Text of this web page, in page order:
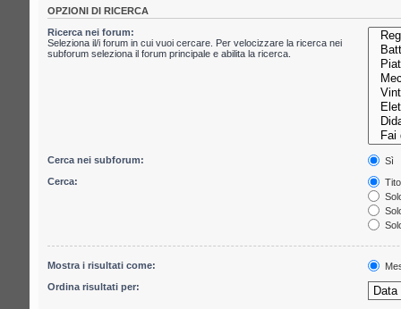
OPZIONI DI RICERCA
Ricerca nei forum:
Seleziona il/i forum in cui vuoi cercare. Per velocizzare la ricerca nei
subforum seleziona il forum principale e abilita la ricerca.
Cerca nei subforum:
Sì
Cerca:
Mostra i risultati come:
Ordina risultati per: